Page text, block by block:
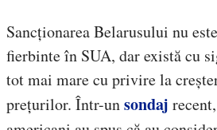
Sancționarea Belarusului nu
fierbinte în SUA, dar există cu
tot mai mare cu privire la
prețurilor. Într-unsondaj